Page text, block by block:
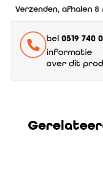
Verzenden, afhalen
bel 0519 740
informatie
over dit